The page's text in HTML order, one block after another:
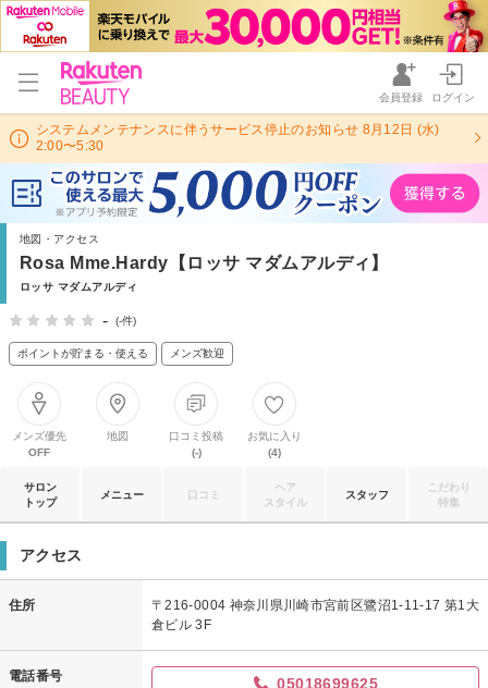
会員登録 ログイン
システムメンテナンスに伴うサービス停止のお知らせ 8月12日 (水)
2:00〜5:30
地図・アクセス
Rosa Mme.Hardy【ロッサ マダムアルディ】
ロッサ マダムアルディ
- (-件)
ポイントが貯まる・使える メンズ歓迎
メンズ優先
OFF
地図
口コミ投稿
(-)
お気に入り
(4)
サロン
トップ
メニュー 口コミ
ヘア
スタイル
スタッフ
こだわり
特集
アクセス
住所
〒216-0004 神奈川県川崎市宮前区鷺沼1-11-17 第1大
倉ビル 3F
電話番号 05018699625